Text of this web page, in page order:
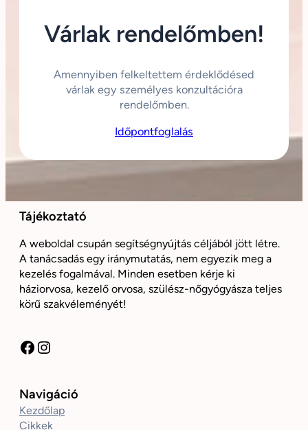
Várlak rendelőmben!
Amennyiben felkeltettem érdeklődésed
várlak egy személyes konzultációra
rendelőmben.
Időpontfoglalás
Tájékoztató
A weboldal csupán segítségnyújtás céljából jött létre.
A tanácsadás egy iránymutatás, nem egyezik meg a
kezelés fogalmával. Minden esetben kérje ki
háziorvosa, kezelő orvosa, szülész-nőgyógyásza teljes
körű szakvéleményét!
Facebook Instagram
Navigáció
Kezdőlap
Cikkek